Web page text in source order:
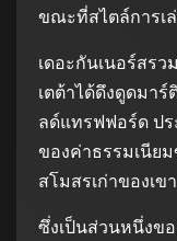
ขณะที่สไตล์การเ
เดอะกันเนอร์สรว
เตต้าได้ดึงดูดมาร์
ลด์แทรฟฟอร์ด ป
ของค่าธรรมเนีย
สโมสรเก่าของเข
ซึ่งเป็นส่วนหนึ่งข